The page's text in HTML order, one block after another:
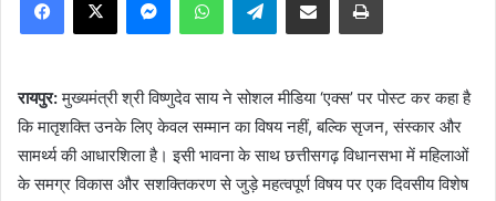
रायपुर:मुख्यमंत्री श्री विष्णुदेव साय ने सोशल मीडिया ‘एक्स’ पर पोस्ट कर कहा है
कि मातृशक्ति उनके लिए केवल सम्मान का विषय नहीं, बल्कि सृजन, संस्कार और
सामर्थ्य की आधारशिला है। इसी भावना के साथ छत्तीसगढ़ विधानसभा में महिलाओं
के समग्र विकास और सशक्तिकरण से जुड़े महत्वपूर्ण विषय पर एक दिवसीय विशेष